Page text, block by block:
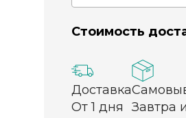
Стоимость
Доставка
От 1 дня
Завтра